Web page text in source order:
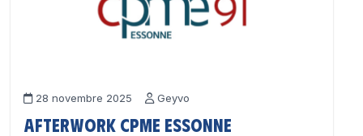
28 novembre 2025 Geyvo
Afterwork CPME Essonne